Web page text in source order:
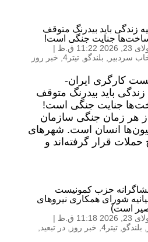
زندگی باید بیدرنگ متوقف
جنایت جنگی است!
2026 11:22 ق.ظ
|
سردبیر بلندگو تیتر4 , خبر روز
کارگری ایران-
باید بیدرنگ متوقف
جنایت جنگی است!
هر زمان جنگی سازمان‌
انسان است. شهرهای
حملات قرار گرفته‌اند و
حزب کمونیست
شورای همکاری نیروهای
است)
2026 11:18 ق.ظ
|
بلندگو تیتر4 , خبر روز در تبعید